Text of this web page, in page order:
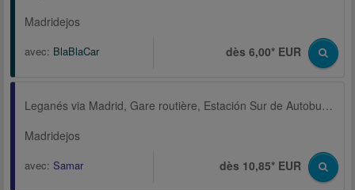
Madridejos
avec: BlaBlaCar dès 6,00* EUR
Leganés via Madrid, Gare routière, Estación Sur de Autobuses
Madridejos
avec: Samar dès 10,85* EUR